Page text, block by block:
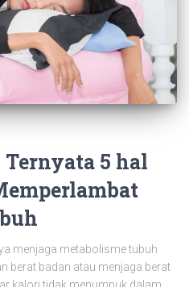
5 hal
menjaga metabolisme tubuh
berat badan atau menjaga berat
kalori tidak menumpuk dalam